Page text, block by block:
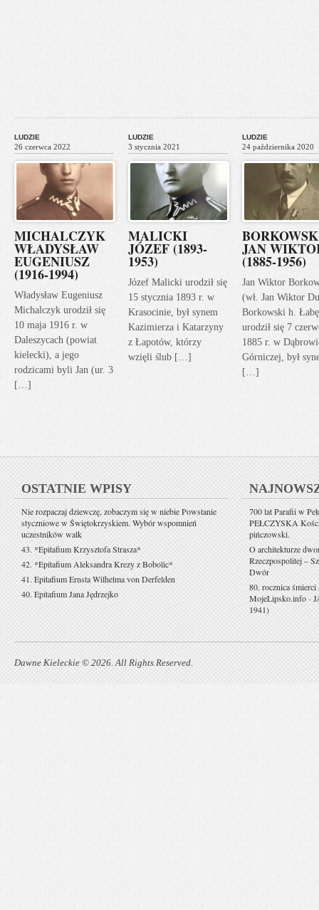
LUDZIE
26 czerwca 2022
MICHALCZYK
WŁADYSŁAW
EUGENIUSZ
(1916-1994)
Władysław Eugeniusz
Michalczyk urodził się
10 maja 1916 r. w
Daleszycach (powiat
kielecki), a jego
rodzicami byli Jan (ur. 3
[…]
LUDZIE
3 stycznia 2021
MALICKI
JÓZEF (1893-
1953)
Józef Malicki urodził się
15 stycznia 1893 r. w
Krasocinie, był synem
Kazimierza i Katarzyny
z Łapotów, którzy
wzięli ślub […]
LUDZIE
24 października 2020
JAN
(1885-1956)
Jan Wiktor
(wł. Jan Wiktor
Borkowski h.
urodził się 7
1885 r. w
Górniczej, był
[…]
OSTATNIE WPISY
Nie rozpaczaj dziewczę, zobaczym się w niebie Powstanie
styczniowe w Świętokrzyskiem. Wybór wspomnień
uczestników walk
43. *Epitafium Krzysztofa Strasza*
42. *Epitafium Aleksandra Krezy z Bobolic*
41. Epitafium Ernsta Wilhelma von Derfelden
40. Epitafium Jana Jędrzejko
700 lat Parafii w
PEŁCZYSKA
pińczowski.
O architekturze
Rzeczpospolitej –
Dwór
80. rocznica
MojeLipsko.info-
1941)
Dawne Kieleckie © 2026. All Rights Reserved.